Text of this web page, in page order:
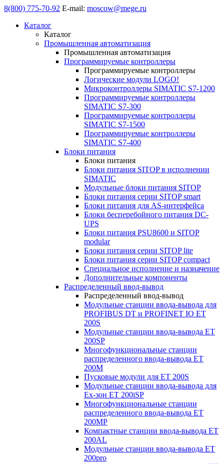
8(800) 775-70-92 E-mail: moscow@mege.ru
Каталог
Каталог
Промышленная автоматизация
Промышленная автоматизация
Программируемые контроллеры
Программируемые контроллеры
Логические модули LOGO!
Микроконтроллеры SIMATIC S7-1200
Программируемые контроллеры
SIMATIC S7-300
Программируемые контроллеры
SIMATIC S7-1500
Программируемые контроллеры
SIMATIC S7-400
Блоки питания
Блоки питания
Блоки питания SITOP в исполнении
SIMATIC
Модульные блоки питания SITOP
Блоки питания серии SITOP smart
Блоки питания для AS-интерфейса
Блоки бесперебойного питания DC-
UPS
Блоки питания PSU8600 и SITOP
modular
Блоки питания серии SITOP lite
Блоки питания серии SITOP compact
Специальное исполнение и назначение
Дополнительные компоненты
Распределенный ввод-вывод
Распределенный ввод-вывод
Модульные станции ввода-вывода для
PROFIBUS DT и PROFINET IO ET
200S
Модульные станции ввода-вывода ET
200SP
Многофункциональные станции
распределенного ввода-вывода ET
200M
Пусковые модули для ET 200S
Модульные станции ввода-вывода для
Ex-зон ET 200iSP
Многофункциональные станции
распределенного ввода-вывода ET
200MP
Компактные станции ввода-вывода ET
200AL
Модульные станции ввода-вывода ET
200pro